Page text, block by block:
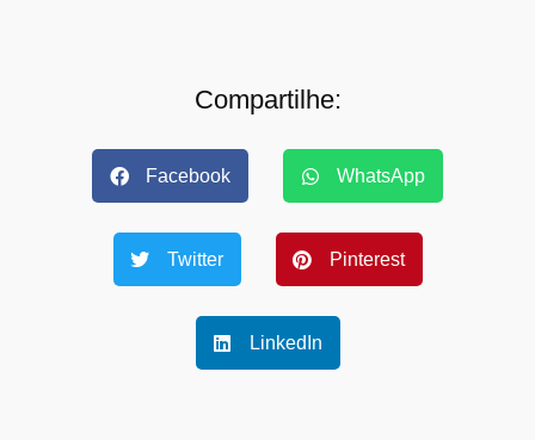
Compartilhe:
Facebook WhatsApp
Twitter Pinterest
LinkedIn